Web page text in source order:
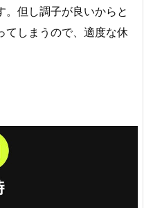
。但し調子が良いからと
てしまうので、適度な休